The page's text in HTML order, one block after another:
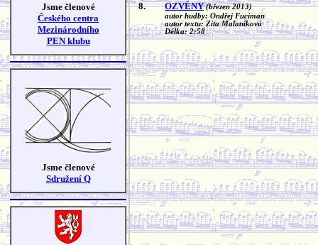
Jsme členové
Českého centra
Mezinárodního
PEN klubu
Jsme členové
Sdružení Q
8. OZVĚNY (březen 2013)
autor hudby: Ondřej Fuciman
autor textu: Zita Malaníková
Délka: 2:58